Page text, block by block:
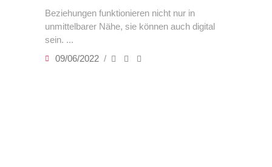
Beziehungen funktionieren nicht nur in
unmittelbarer Nähe, sie können auch digital
sein.
09/06/2022